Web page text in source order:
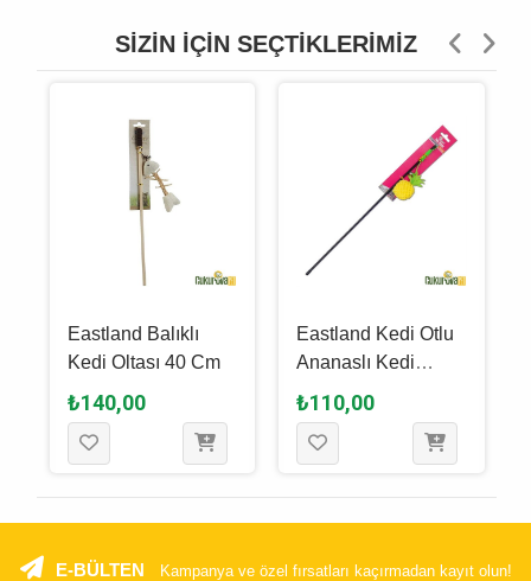
SIZIN İÇIN SEÇTIKLERIMIZ
Eastland Balıklı
Kedi Oltası 40 Cm
₺140,00
Eastland Kedi Otlu
Ananaslı Kedi
Oltası 44 Cm
₺110,00
E-BÜLTEN Kampanya ve özel fırsatları kaçırmadan kayıt olun!